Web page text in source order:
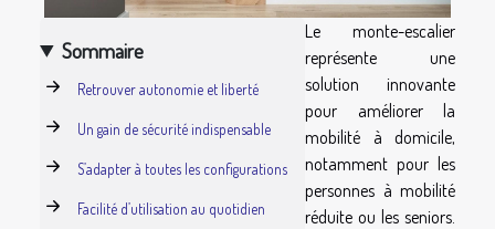
Sommaire
Retrouver autonomie et liberté
Un gain de sécurité indispensable
S’adapter à toutes les configurations
Facilité d’utilisation au quotidien
Le monte-escalier
représente une
solution innovante
pour améliorer la
mobilité à domicile,
notamment pour les
personnes à mobilité
réduite ou les seniors.